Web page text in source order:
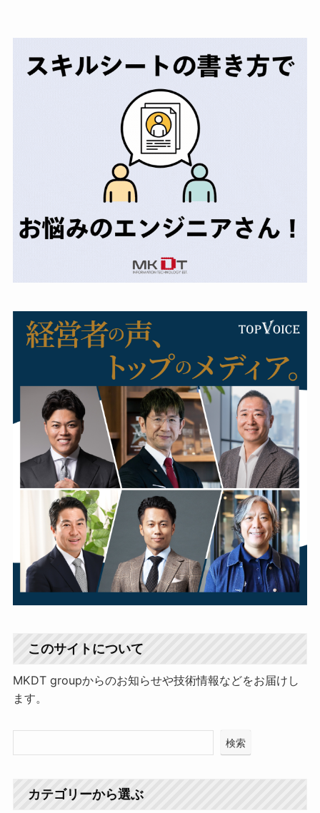
このサイトについて
MKDT groupからのお知らせや技術情報などをお届けし
ます。
検索
カテゴリーから選ぶ